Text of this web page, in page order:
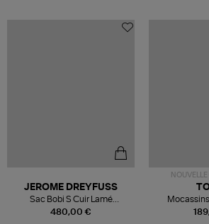
480,00 €
JEROME DREYFUSS
Sac Bobi S Cuir Lamé
Champagne